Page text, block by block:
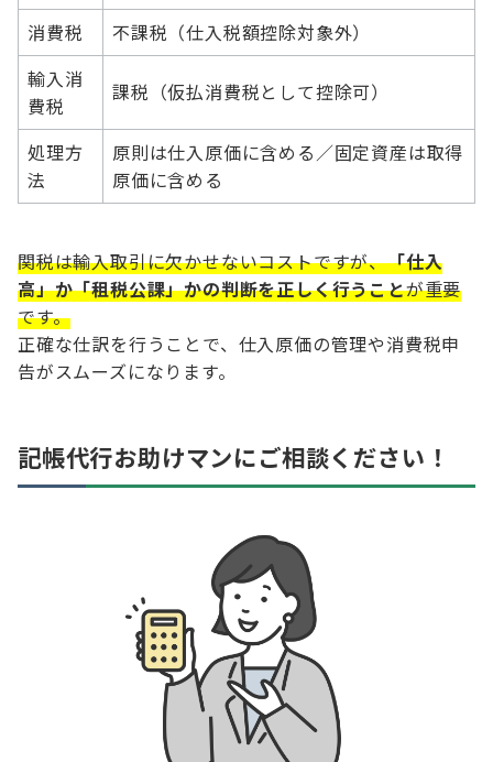
消費税
不課税（仕入税額控除対象外）
輸入消
費税
課税（仮払消費税として控除可）
処理方
法
原則は仕入原価に含める／固定資産は取得
原価に含める
関税は輸入取引に欠かせないコストですが、「仕入
高」か「租税公課」かの判断を正しく行うことが重要
です。
正確な仕訳を行うことで、仕入原価の管理や消費税申
告がスムーズになります。
記帳代行お助けマンにご相談ください！